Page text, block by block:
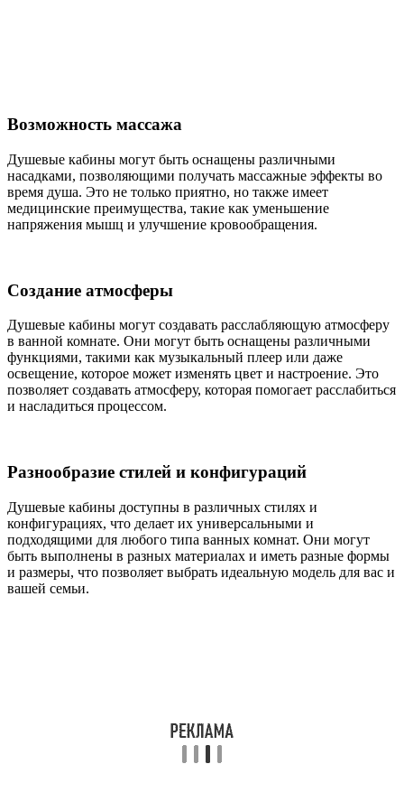
Возможность массажа
Душевые кабины могут быть оснащены различными
насадками, позволяющими получать массажные эффекты во
время душа. Это не только приятно, но также имеет
медицинские преимущества, такие как уменьшение
напряжения мышц и улучшение кровообращения.
Создание атмосферы
Душевые кабины могут создавать расслабляющую атмосферу
в ванной комнате. Они могут быть оснащены различными
функциями, такими как музыкальный плеер или даже
освещение, которое может изменять цвет и настроение. Это
позволяет создавать атмосферу, которая помогает расслабиться
и насладиться процессом.
Разнообразие стилей и конфигураций
Душевые кабины доступны в различных стилях и
конфигурациях, что делает их универсальными и
подходящими для любого типа ванных комнат. Они могут
быть выполнены в разных материалах и иметь разные формы
и размеры, что позволяет выбрать идеальную модель для вас и
вашей семьи.